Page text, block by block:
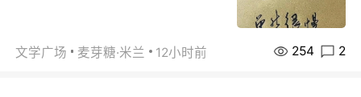
文学广场 麦芽糖·米兰 12小时前 254 2